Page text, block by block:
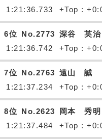
1:21:36.733
+Top :
6位 No.2773 深谷 英治
1:21:36.742
+Top :
7位 No.2763 遠山 誠
1:21:37.234
+Top :
8位 No.2623
岡本 秀明
1:21:37.484
+Top :